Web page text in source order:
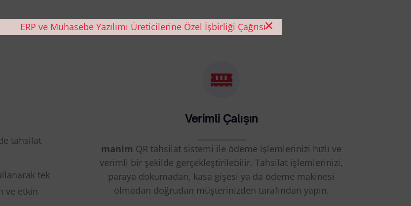
tahsilat
tek
ve etkin
Verimli Çalışın
manim QR tahsilat sistemi ile ödeme işlemlerinizi hızlı ve
verimli bir şekilde gerçekleştirilebilir. Tahsilat işlemlerinizi,
paraya dokumadan, kasa gişesi ya da ödeme makinesi
olmadan doğrudan müşterinizden tarafından yapın.